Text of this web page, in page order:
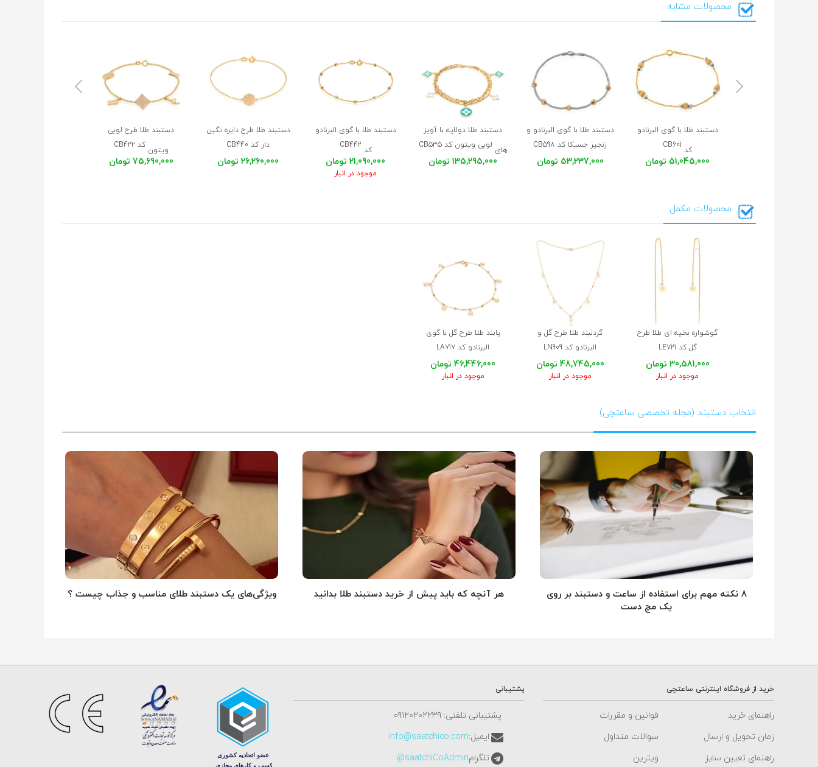
بسته بندی و پاسخگویی عالی.
★ ★ ★
محصولات مشابه
دستبند طلا با گوی البرنادو
کد
CB601
51,045,000 تومان
دستبند طلا با گوی البرنادو و
زنجیر جسیکا کد CB598
53,237,000 تومان
دستبند طلا دولایه با آویز
های
لویی ویتون کد CB535
135,295,000 تومان
دستبند طلا با گوی البرنادو
کد
CB442
21,090,000 تومان
موجود در انبار
دستبند طلا طرح دایره نگین
دار کد CB440
26,260,000 تومان
دستبند طلا طرح لویی
ویتون
کد CB422
75,690,000 تومان
محصولات مکمل
گوشواره بخیه ای طلا طرح
گل کد LE721
30,581,000 تومان
موجود در انبار
گردنبند طلا طرح گل و
البرنادو کد LN909
48,745,000 تومان
موجود در انبار
پابند طلا طرح گل با گوی
البرنادو کد LA717
46,446,000 تومان
موجود در انبار
انتخاب دستبند (مجله تخصصی ساعتچی)
۸ نکته مهم برای استفاده از ساعت و دستبند بر روی
یک مچ دست
هر آنچه که باید پیش از خرید دستبند طلا بدانید ویژگی‌های یک دستبند طلای مناسب و جذاب چیست ؟
خرید از فروشگاه اینترنتی ساعتچی
راهنمای خرید
قوانین و مقررات
زمان تحویل و ارسال
سوالات متداول
راهنمای تعیین سایز
ویترین
پشتیبانی
پشتیبانی تلفنی: ٠٩١٢٠٢٠٢٢٣٩
ایمیل:info@saatchico.com
تلگرامsaatchiCoAdmin@